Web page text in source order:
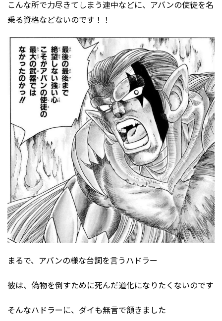
こんな所で力尽きてしまう連中などに、アバンの使徒を名
乗る資格などないのです！！
まるで、アバンの様な台詞を言うハドラー
彼は、偽物を倒すために死んだ道化になりたくないのです
そんなハドラーに、ダイも無言で頷きました